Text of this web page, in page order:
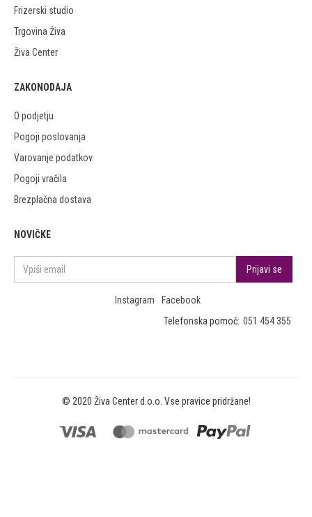
Frizerski studio
Trgovina Živa
Živa Center
ZAKONODAJA
O podjetju
Pogoji poslovanja
Varovanje podatkov
Pogoji vračila
Brezplačna dostava
NOVIČKE
Instagram
Facebook
Telefonska pomoč: 051 454 355
© 2020 Živa Center d.o.o. Vse pravice pridržane!